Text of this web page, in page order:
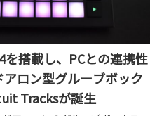
搭載し、PCとの連携性
ロン型グルーブボック
Tracksが誕生